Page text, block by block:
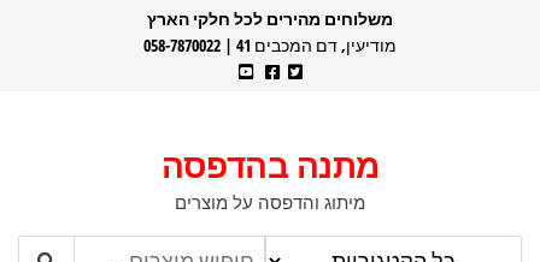
משלוחים מהירים לכל חלקי הארץ
מודיעין, דם המכבים 41 | 058-7870022
מתנה בהדפסה
מיתוג והדפסה על מוצרים